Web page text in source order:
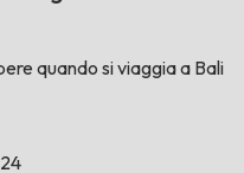
quando si viaggia a Bali